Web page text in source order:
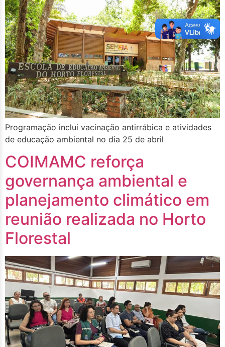
Programação inclui vacinação antirrábica e atividades
de educação ambiental no dia 25 de abril
COIMAMC reforça
governança ambiental e
planejamento climático em
reunião realizada no Horto
Florestal